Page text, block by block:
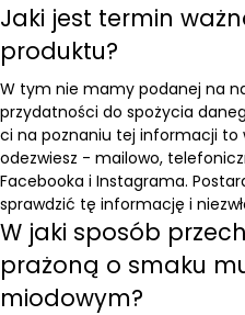
Jaki jest termin
produktu?
W tym nie mamy podanej na
przydatności do spożycia
ci na poznaniu tej informacji to
odezwiesz - mailowo,
Facebooka i Instagrama.
sprawdzić tę informację i
W jaki sposób
prażoną o smaku
miodowym?